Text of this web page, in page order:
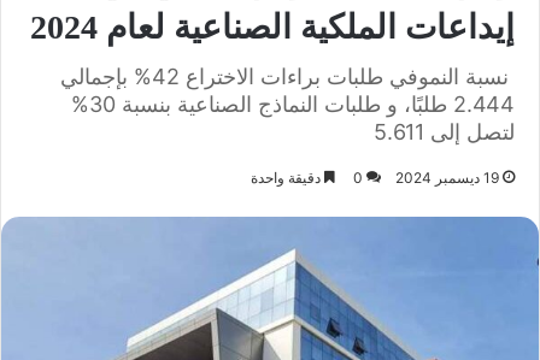
إيداعات الملكية الصناعية لعام 2024
نسبة النموفي طلبات براءات الاختراع 42% بإجمالي
2.444 طلبًا، و طلبات النماذج الصناعية بنسبة 30%
لتصل إلى 5.611
19 ديسمبر 2024 0 دقيقة واحدة